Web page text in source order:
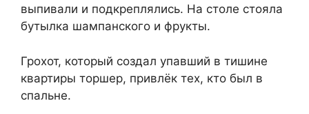
выпивали и подкреплялись. На столе стояла
бутылка шампанского и фрукты.
Грохот, который создал упавший в тишине
квартиры торшер, привлёк тех, кто был в
спальне.